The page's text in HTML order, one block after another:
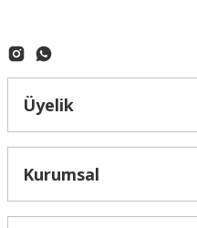
Üyelik
Kurumsal